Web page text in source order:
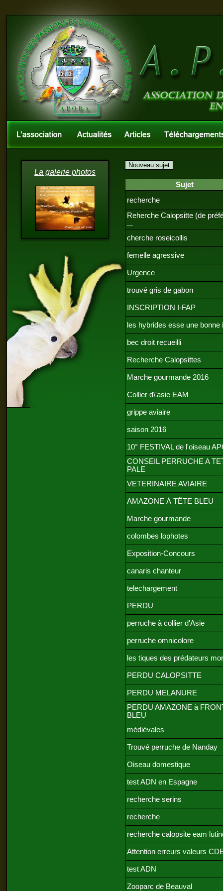
La galerie photos
Sujet
recherche
Reherche Calopsitte (de
...
cherche roseicollis
femelle agressive
Urgence
trouvé gris de gabon
INSCRIPTION I-FAP
les hybrides esse une bonne
bec droit recueilli
Recherche Calopsittes
Marche gourmande 2016
Collier d\'asie EAM
grippe aviaire
saison 2016
10° FESTIVAL de l'oiseau
CONSEIL PERRUCHE A
PALE
VETERINAIRE AVIAIRE
AMAZONE À TÊTE BLEU
Marche gourmande
colombes lophotes
Exposition-Concours
canaris chanteur
telechargement
PERDU
perruche à collier d'Asie
perruche omnicolore
les tiques des prédateurs
PERDU CALOPSITTE
PERDU MELANURE
PERDU AMAZONE à
BLEU
médiévales
Trouvé perruche de Nanday
Oiseau domestique
test ADN en Espagne
recherche serins
recherche
recherche calopsite eam
Attention erreurs valeurs
test ADN
Zooparc de Beauval